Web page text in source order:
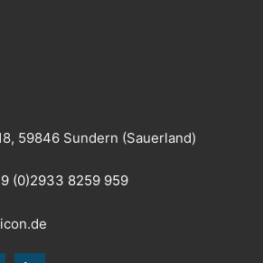
59846 Sundern (Sauerland)
(0)2933 8259 959